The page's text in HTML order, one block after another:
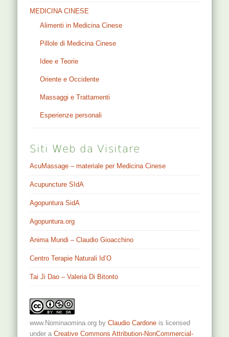
MEDICINA CINESE
Alimenti in Medicina Cinese
Pillole di Medicina Cinese
Idee e Teorie
Oriente e Occidente
Massaggi e Trattamenti
Esperienze personali
Siti Web da Visitare
AcuMassage – materiale per Medicina Cinese
Acupuncture SIdA
Agopuntura SidA
Agopuntura.org
Anima Mundi – Claudio Gioacchino
Centro Terapie Naturali Id’O
Tai Ji Dao – Valeria Di Bitonto
www.Nominaomina.org byClaudio Cardone is licensed
under aCreative Commons Attribution-NonCommercial-